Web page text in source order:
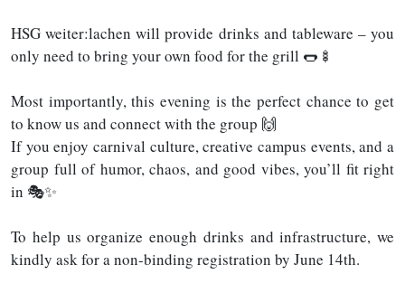
HSG weiter:lachen will provide drinks and tableware – you
only need to bring your own food for the grill 🌭🍢
Most importantly, this evening is the perfect chance to get
to know us and connect with the group 🙌
If you enjoy carnival culture, creative campus events, and a
group full of humor, chaos, and good vibes, you’ll fit right
in 🎭✨
To help us organize enough drinks and infrastructure, we
kindly ask for a non-binding registration by June 14th.